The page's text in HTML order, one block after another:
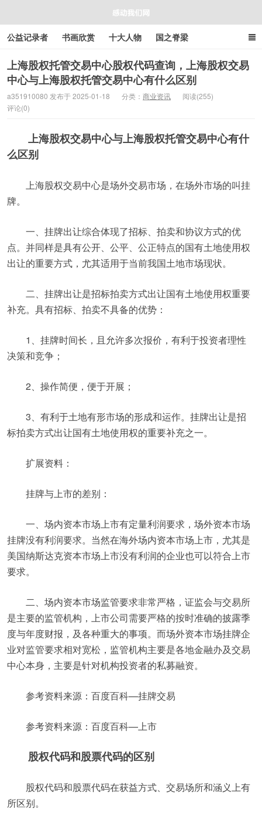
感动我们网
公益记录者 书画欣赏 十大人物 国之脊梁
好人好事 感人资讯 商业资讯 在线工具箱
上海股权托管交易中心股权代码查询，上海股权交易
中心与上海股权托管交易中心有什么区别
a351910080 发布于 2025-01-18 分类： 商业资讯
阅读(255)
评论(0)
上海股权交易中心与上海股权托管交易中心有什
么区别
上海股权交易中心是场外交易市场，在场外市场的叫挂
牌。
一、挂牌出让综合体现了招标、拍卖和协议方式的优
点。并同样是具有公开、公平、公正特点的国有土地使用权
出让的重要方式，尤其适用于当前我国土地市场现状。
二、挂牌出让是招标拍卖方式出让国有土地使用权重要
补充。具有招标、拍卖不具备的优势：
1、挂牌时间长，且允许多次报价，有利于投资者理性
决策和竞争；
2、操作简便，便于开展；
3、有利于土地有形市场的形成和运作。挂牌出让是招
标拍卖方式出让国有土地使用权的重要补充之一。
扩展资料：
挂牌与上市的差别：
一、场内资本市场上市有定量利润要求，场外资本市场
挂牌没有利润要求。当然在海外场内资本市场上市，尤其是
美国纳斯达克资本市场上市没有利润的企业也可以符合上市
要求。
二、场内资本市场监管要求非常严格，证监会与交易所
是主要的监管机构，上市公司需要严格的按时准确的披露季
度与年度财报，及各种重大的事项。而场外资本市场挂牌企
业对监管要求相对宽松，监管机构主要是各地金融办及交易
中心本身，主要是针对机构投资者的私募融资。
参考资料来源：百度百科—挂牌交易
参考资料来源：百度百科—上市
股权代码和股票代码的区别
股权代码和股票代码在获益方式、交易场所和涵义上有
所区别。